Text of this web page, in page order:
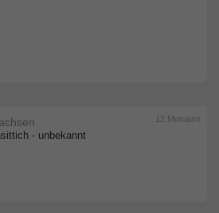
- unbekannt
12 Monaten